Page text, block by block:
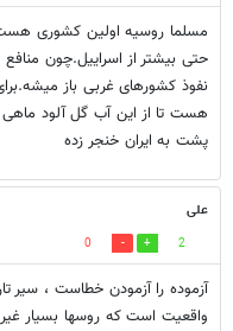
مسلما روسیه اولین کشوری هست
حتی بیشتر از اسراییل.چون
نفوذ کشورهای غربی باز
هست تا از این آب گل آلود
پشت به ایران خنجر زده
علی
2
0
آزموده را آزمودن خطاست ، سیر